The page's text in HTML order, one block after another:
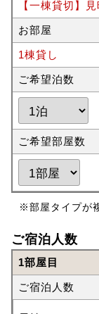
【一棟貸切】
お部屋
1棟貸し
ご希望泊数
ご希望部屋数
※部屋タイプが
ご宿泊人数
1部屋目
ご宿泊人数